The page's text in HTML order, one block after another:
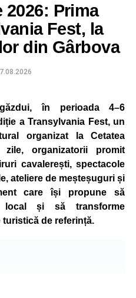
2026: Prima
Fest, la
din Gârbova
în perioada 4–6
a Transylvania Fest, un
organizat la Cetatea
organizatorii promit
cavalerești, spectacole
ateliere de meșteșuguri și
care își propune să
local și să transforme
turistică de referință.